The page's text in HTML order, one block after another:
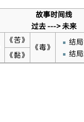
故事时间线
过去 ---> 未来
《苦》
《毒》
结
结
《黏》